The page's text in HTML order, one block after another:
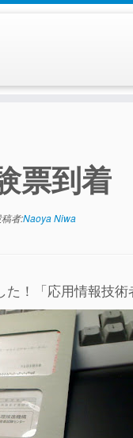
票到着
者:Naoya Niwa
！「応用情報技術